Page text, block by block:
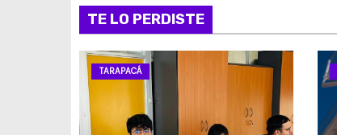
TE LO PERDISTE
TARAPACÁ